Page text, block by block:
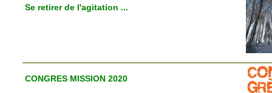
Se retirer de l'agitation ...
CONGRES MISSION 2020